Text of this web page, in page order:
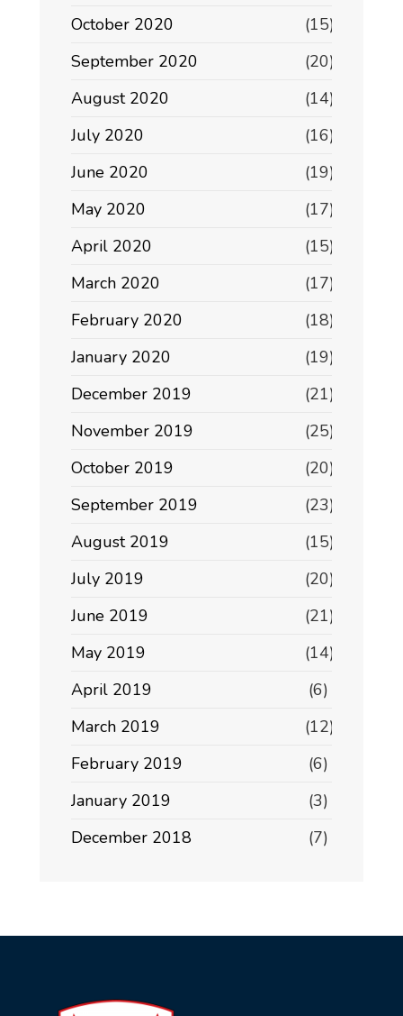
October 2020
(15)
September 2020
(20)
August 2020
(14)
July 2020
(16)
June 2020
(19)
May 2020
(17)
April 2020
(15)
March 2020
(17)
February 2020
(18)
January 2020
(19)
December 2019
(21)
November 2019
(25)
October 2019
(20)
September 2019
(23)
August 2019
(15)
July 2019
(20)
June 2019
(21)
May 2019
(14)
April 2019
(6)
March 2019
(12)
February 2019
(6)
January 2019
(3)
December 2018
(7)